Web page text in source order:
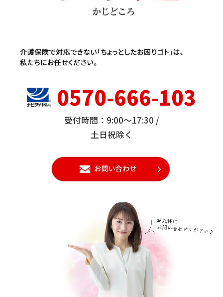
0570-666-103
受付時間：9:00～17:30 /
土日祝除く